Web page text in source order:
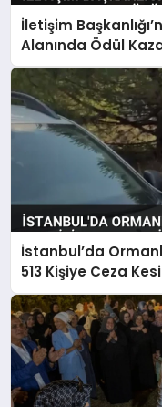
İletişim
Alanında Ödül
İstanbul’da
513 Kişiye Ceza